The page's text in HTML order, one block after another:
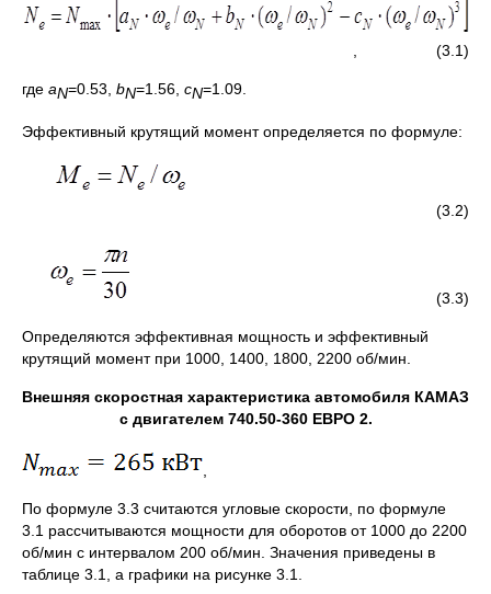
, (3.1)
где aN=0.53, bN=1.56, cN=1.09.
Эффективный крутящий момент определяется по формуле:
(3.2)
(3.3)
Определяются эффективная мощность и эффективный
крутящий момент при 1000, 1400, 1800, 2200 об/мин.
Внешняя скоростная характеристика автомобиля КАМАЗ
с двигателем 740.50-360 ЕВРО 2.
По формуле 3.3 считаются угловые скорости, по формуле
3.1 рассчитываются мощности для оборотов от 1000 до 2200
об/мин с интервалом 200 об/мин. Значения приведены в
таблице 3.1, а графики на рисунке 3.1.